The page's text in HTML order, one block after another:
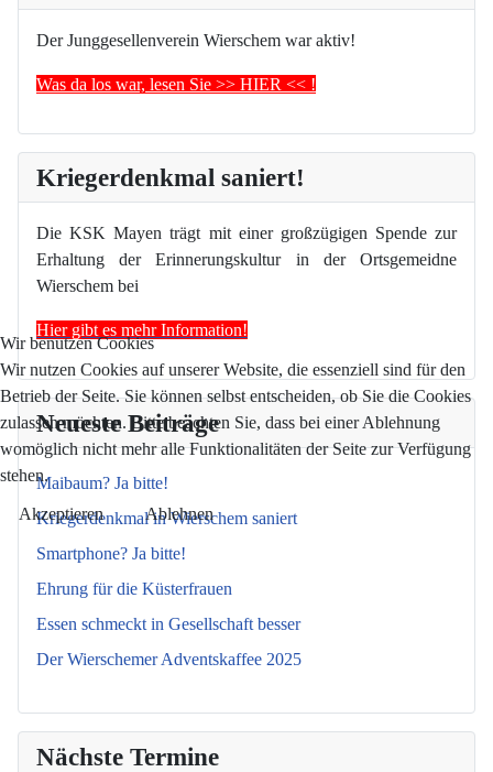
Der Junggesellenverein Wierschem war aktiv!
Was da los war, lesen Sie >> HIER << !
Kriegerdenkmal saniert!
Die KSK Mayen trägt mit einer großzügigen Spende zur
Erhaltung der Erinnerungskultur in der Ortsgemeidne
Wierschem bei
Hier gibt es mehr Information!
Neueste Beiträge
Maibaum? Ja bitte!
Kriegerdenkmal in Wierschem saniert
Smartphone? Ja bitte!
Ehrung für die Küsterfrauen
Essen schmeckt in Gesellschaft besser
Der Wierschemer Adventskaffee 2025
Nächste Termine
Wir benutzen Cookies
Wir nutzen Cookies auf unserer Website, die essenziell sind für den
Betrieb der Seite. Sie können selbst entscheiden, ob Sie die Cookies
zulassen möchten. Bitte beachten Sie, dass bei einer Ablehnung
womöglich nicht mehr alle Funktionalitäten der Seite zur Verfügung
stehen.
Akzeptieren Ablehnen